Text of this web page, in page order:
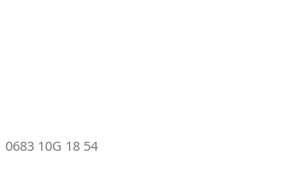
0683 10G 18 54